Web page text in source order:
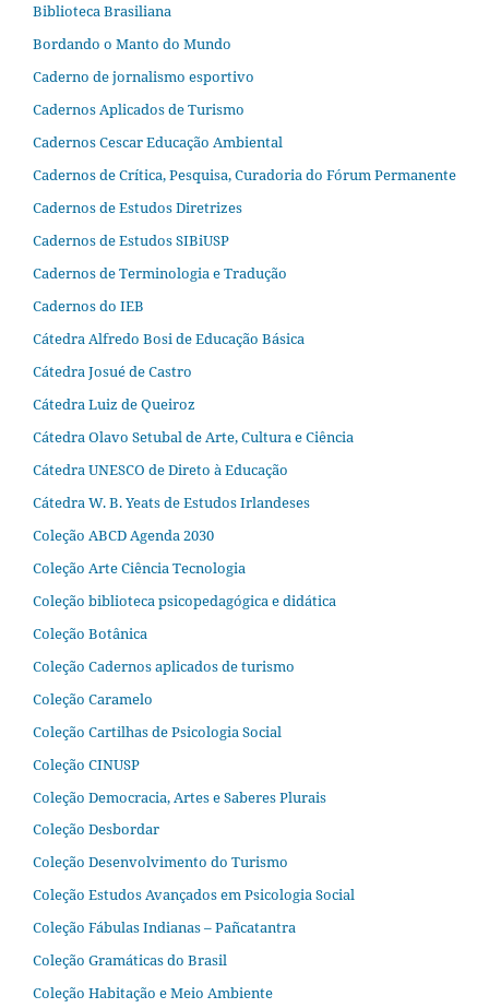
Biblioteca Brasiliana
Bordando o Manto do Mundo
Caderno de jornalismo esportivo
Cadernos Aplicados de Turismo
Cadernos Cescar Educação Ambiental
Cadernos de Crítica, Pesquisa, Curadoria do Fórum Permanente
Cadernos de Estudos Diretrizes
Cadernos de Estudos SIBiUSP
Cadernos de Terminologia e Tradução
Cadernos do IEB
Cátedra Alfredo Bosi de Educação Básica
Cátedra Josué de Castro
Cátedra Luiz de Queiroz
Cátedra Olavo Setubal de Arte, Cultura e Ciência
Cátedra UNESCO de Direto à Educação
Cátedra W. B. Yeats de Estudos Irlandeses
Coleção ABCD Agenda 2030
Coleção Arte Ciência Tecnologia
Coleção biblioteca psicopedagógica e didática
Coleção Botânica
Coleção Cadernos aplicados de turismo
Coleção Caramelo
Coleção Cartilhas de Psicologia Social
Coleção CINUSP
Coleção Democracia, Artes e Saberes Plurais
Coleção Desbordar
Coleção Desenvolvimento do Turismo
Coleção Estudos Avançados em Psicologia Social
Coleção Fábulas Indianas – Pañcatantra
Coleção Gramáticas do Brasil
Coleção Habitação e Meio Ambiente